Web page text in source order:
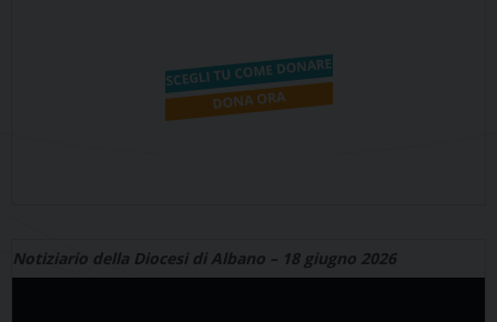
Notiziario della Diocesi di Albano – 18 giugno 2026